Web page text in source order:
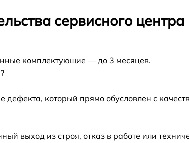
сервисного
комплектующие — до 3 месяцев.
дефекта, который прямо обусловлен с
выход из строя, отказ в работе или